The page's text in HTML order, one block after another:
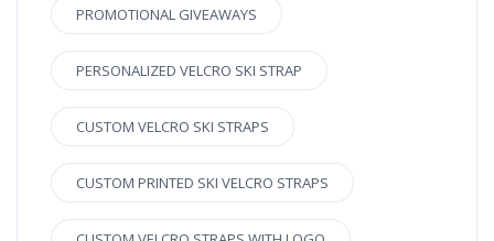
PROMOTIONAL GIVEAWAYS
PERSONALIZED VELCRO SKI STRAP
CUSTOM VELCRO SKI STRAPS
CUSTOM PRINTED SKI VELCRO STRAPS